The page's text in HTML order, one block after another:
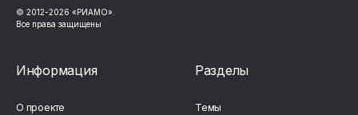
© 2012-2026 «РИАМО».
Все права защищены
Информация
О проекте
Разделы
Темы